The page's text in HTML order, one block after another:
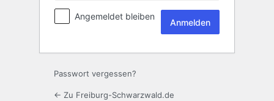
Angemeldet bleiben
Passwort vergessen?
← Zu Freiburg-Schwarzwald.de